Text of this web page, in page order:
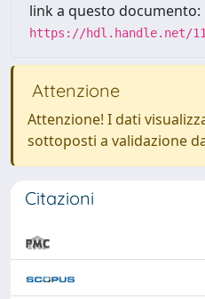
link a questo documento:
https://hdl.handle.net/
Attenzione
Attenzione! I dati
sottoposti a validazione
Citazioni